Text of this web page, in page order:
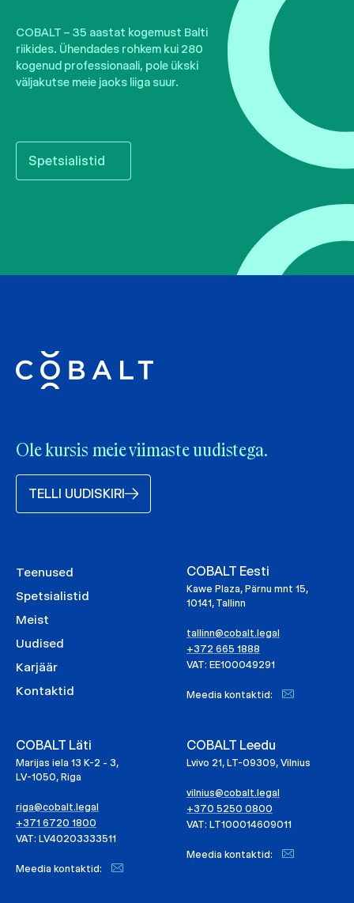
COBALT – 35 aastat kogemust Balti
riikides. Ühendades rohkem kui 280
kogenud professionaali, pole ükski
väljakutse meie jaoks liiga suur.
Spetsialistid
Ole kursis meie viimaste uudistega.
TELLI UUDISKIRI
Teenused
Spetsialistid
Meist
Uudised
Karjäär
Kontaktid
COBALT Eesti
Kawe Plaza, Pärnu mnt 15,
10141, Tallinn
tallinn@cobalt.legal
+372 665 1888
VAT: EE100049291
Meedia kontaktid:
COBALT Läti
Marijas iela 13 K-2 - 3,
LV-1050, Riga
riga@cobalt.legal
+371 6720 1800
VAT: LV40203333511
Meedia kontaktid:
COBALT Leedu
Lvivo 21, LT-09309, Vilnius
vilnius@cobalt.legal
+370 5250 0800
VAT: LT100014609011
Meedia kontaktid: